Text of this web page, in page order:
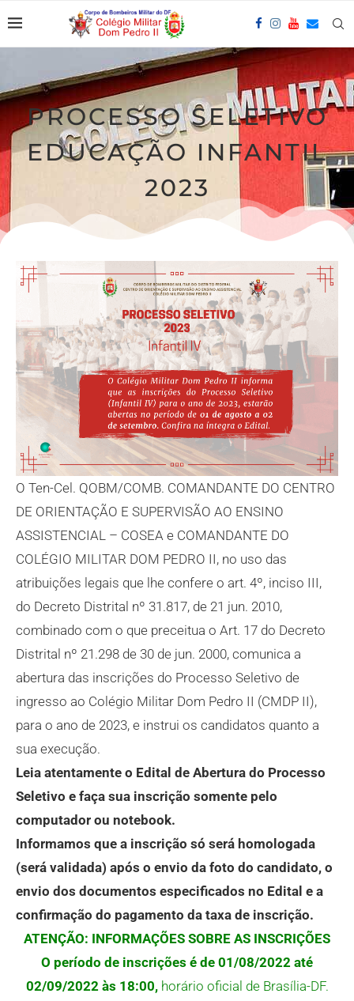
PROCESSO SELETIVO
EDUCAÇÃO INFANTIL
2023
O Ten-Cel. QOBM/COMB. COMANDANTE DO CENTRO
DE ORIENTAÇÃO E SUPERVISÃO AO ENSINO
ASSISTENCIAL – COSEA e COMANDANTE DO
COLÉGIO MILITAR DOM PEDRO II, no uso das
atribuições legais que lhe confere o art. 4º, inciso III,
do Decreto Distrital nº 31.817, de 21 jun. 2010,
combinado com o que preceitua o Art. 17 do Decreto
Distrital nº 21.298 de 30 de jun. 2000, comunica a
abertura das inscrições do Processo Seletivo de
ingresso ao Colégio Militar Dom Pedro II (CMDP II),
para o ano de 2023, e instrui os candidatos quanto a
sua execução.
Leia atentamente o Edital de Abertura do Processo
Seletivo e faça sua inscrição somente pelo
computador ou notebook.
Informamos que a inscrição só será homologada
(será validada) após o envio da foto do candidato, o
envio dos documentos especificados no Edital e a
confirmação do pagamento da taxa de inscrição.
ATENÇÃO: INFORMAÇÕES SOBRE AS INSCRIÇÕES
O período de inscrições é de 01/08/2022 até
02/09/2022 às 18:00, horário oficial de Brasília-DF.